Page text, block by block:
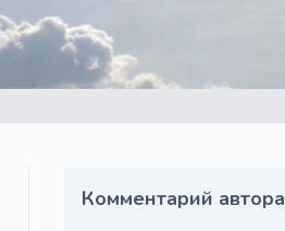
Комментарий автора